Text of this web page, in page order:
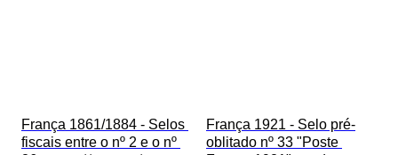
França 1861/1884 - Selos
fiscais entre o nº 2 e o nº
França 1921 - Selo pré-
oblitado nº 33 "Poste